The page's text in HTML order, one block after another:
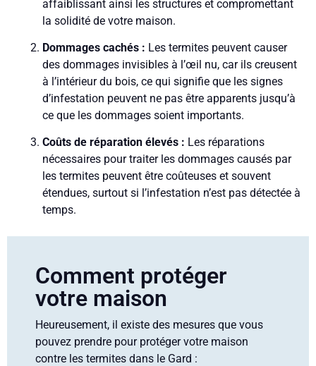
affaiblissant ainsi les structures et compromettant
la solidité de votre maison.
Dommages cachés : Les termites peuvent causer
des dommages invisibles à l’œil nu, car ils creusent
à l’intérieur du bois, ce qui signifie que les signes
d’infestation peuvent ne pas être apparents jusqu’à
ce que les dommages soient importants.
Coûts de réparation élevés : Les réparations
nécessaires pour traiter les dommages causés par
les termites peuvent être coûteuses et souvent
étendues, surtout si l’infestation n’est pas détectée à
temps.
Comment protéger
votre maison
Heureusement, il existe des mesures que vous
pouvez prendre pour protéger votre maison
contre les termites dans le Gard :